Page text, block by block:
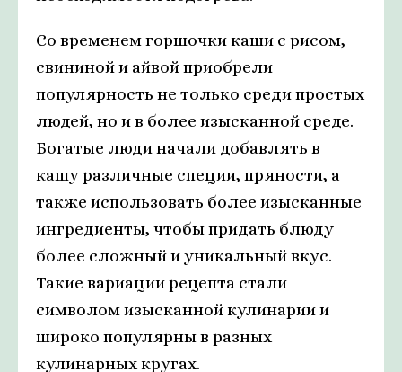
Со временем горшочки каши с рисом,
свининой и айвой приобрели
популярность не только среди простых
людей, но и в более изысканной среде.
Богатые люди начали добавлять в
кашу различные специи, пряности, а
также использовать более изысканные
ингредиенты, чтобы придать блюду
более сложный и уникальный вкус.
Такие вариации рецепта стали
символом изысканной кулинарии и
широко популярны в разных
кулинарных кругах.